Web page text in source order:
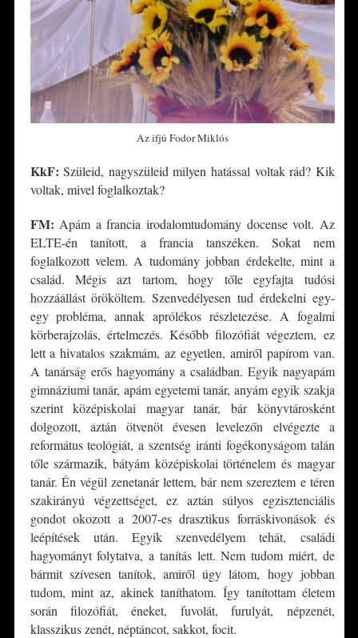
Az ifjú Fodor Miklós
KkF:Szüleid, nagyszüleid milyen hatással voltak rád? Kik
voltak, mivel foglalkoztak?
FM:Apám a francia irodalomtudomány docense volt. Az
ELTE-én tanított, a francia tanszéken. Sokat nem
foglalkozott velem. A tudomány jobban érdekelte, mint a
család. Mégis azt tartom, hogy tőle egyfajta tudósi
hozzáállást örököltem. Szenvedélyesen tud érdekelni egy-
egy probléma, annak aprólékos részletezése. A fogalmi
körberajzolás, értelmezés. Később filozófiát végeztem, ez
lett a hivatalos szakmám, az egyetlen, amiről papírom van.
A tanárság erős hagyomány a családban. Egyik nagyapám
gimnáziumi tanár, apám egyetemi tanár, anyám egyik szakja
szerint középiskolai magyar tanár, bár könyvtárosként
dolgozott, aztán ötvenöt évesen levelezőn elvégezte a
református teológiát, a szentség iránti fogékonyságom talán
tőle származik, bátyám középiskolai történelem és magyar
tanár. Én végül zenetanár lettem, bár nem szereztem e téren
szakirányú végzettséget, ez aztán súlyos egzisztenciális
gondot okozott a 2007-es drasztikus forráskivonások és
leépítések után. Egyik szenvedélyem tehát, családi
hagyományt folytatva, a tanítás lett. Nem tudom miért, de
bármit szívesen tanítok, amiről úgy látom, hogy jobban
tudom, mint az, akinek taníthatom. Így tanítottam életem
során filozófiát, éneket, fuvolát, furulyát, népzenét,
klasszikus zenét, néptáncot, sakkot, focit.